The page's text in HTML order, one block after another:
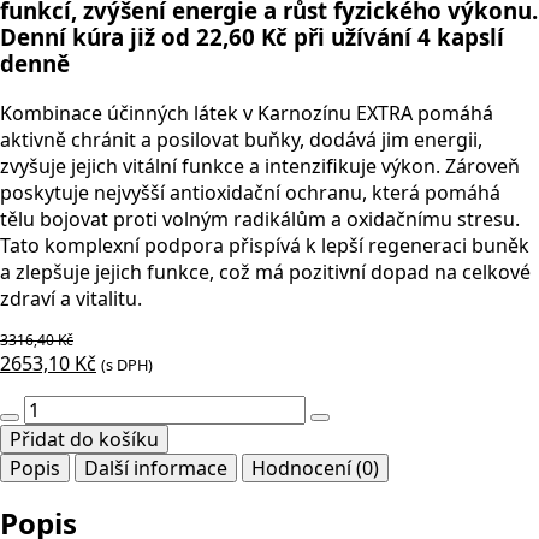
funkcí, zvýšení energie a růst fyzického výkonu.
Denní kúra již od 22,60 Kč při užívání 4 kapslí
denně
Kombinace účinných látek v Karnozínu EXTRA pomáhá
aktivně chránit a posilovat buňky, dodává jim energii,
zvyšuje jejich vitální funkce a intenzifikuje výkon. Zároveň
poskytuje nejvyšší antioxidační ochranu, která pomáhá
tělu bojovat proti volným radikálům a oxidačnímu stresu.
Tato komplexní podpora přispívá k lepší regeneraci buněk
a zlepšuje jejich funkce, což má pozitivní dopad na celkové
zdraví a vitalitu.
3316,40Kč
Původní
byla:
3316,40 Kč.
2653,10 Kč Aktuální
2653,10 Kč.
(s DPH)
2x
Karnozin
EXTRA
XL
125
Přidat do košíku
Popis
Další informace Hodnocení (0)
Popis